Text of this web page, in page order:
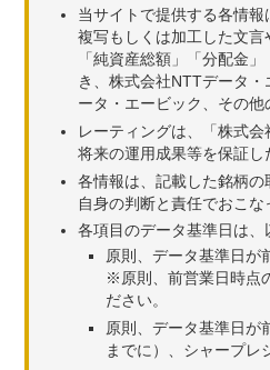
当サイトで提供する各情
複写もしくは加工した文
「純資産総額」「分配金
き、株式会社NTTデータ
ータ・エービック、その
レーティングは、「株式
将来の運用成果等を保証し
各情報は、記載した銘柄
自身の判断と責任でおこな
各項目のデータ基準日は、
原則、データ基準日が
※原則、前営業日時点
ださい。
原則、データ基準日が
までに）、シャープ